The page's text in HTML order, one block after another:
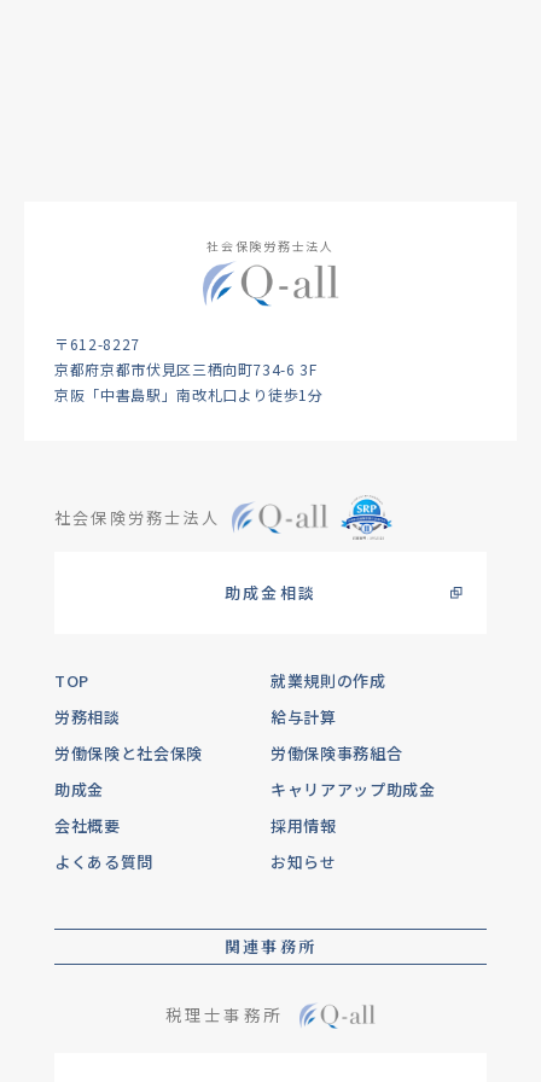
社会保険労務士法人
〒612-8227
京都府京都市伏見区三栖向町734-6 3F
京阪「中書島駅」南改札口より徒歩1分
社会保険労務士法人
助成金相談
TOP
就業規則の作成
労務相談
給与計算
労働保険と社会保険
労働保険事務組合
助成金
キャリアアップ助成金
会社概要
採用情報
よくある質問
お知らせ
関連事務所
税理士事務所